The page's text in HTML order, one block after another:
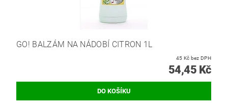
GO! BALZÁM NA NÁDOBÍ CITRON 1L
45 Kč bez DPH
54,45 Kč